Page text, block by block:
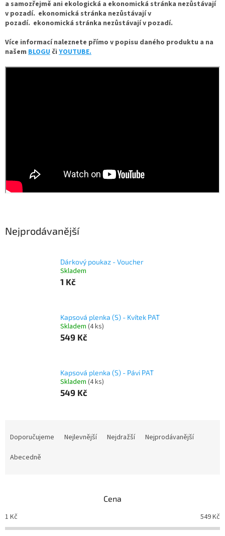
a samozřejmě ani ekologická a ekonomická stránka nezůstávají
v pozadí. ekonomická stránka nezůstávají v
pozadí. ekonomická stránka nezůstávají v pozadí.
Více informací naleznete přímo v popisu daného produktu a na
našem BLOGU či YOUTUBE.
Nejprodávanější
Dárkový poukaz - Voucher
Skladem
1 Kč
Kapsová plenka (S) - Kvítek PAT
Skladem (4 ks)
549 Kč
Kapsová plenka (S) - Pávi PAT
Skladem (4 ks)
549 Kč
o
d
Doporučujeme Nejlevnější Nejdražší
Nejprodávanější
Abecedně
Cena
1 Kč 549Kč